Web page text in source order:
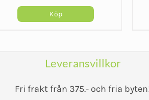
Köp
Leveransvillkor
Fri frakt från 375.- och fria